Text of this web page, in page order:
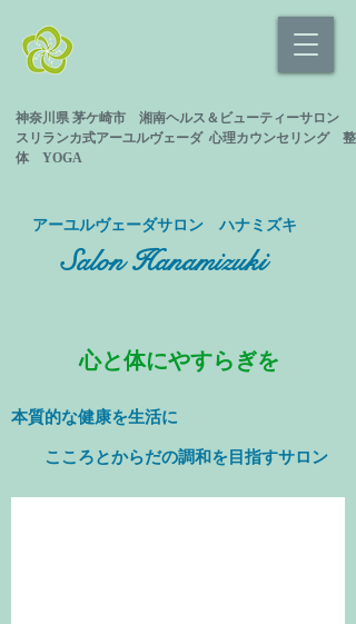
神奈川県 茅ケ崎市 湘南ヘルス＆ビューティーサロン
スリランカ式アーユルヴェーダ 心理カウンセリング 整
体 YOGA
​アーユルヴェーダサロン ハナミズキ
Salon Hanamizuki
心と体にやすらぎを
本質的な健康を生活に
​ こころとからだの調和を目指すサロン